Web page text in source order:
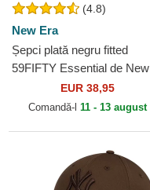
(4.8)
New Era
Șepci plată negru fitted
59FIFTY Essential de New
York Yankees MLB de New
Era
EUR 38,95
Comandă-l 11 - 13 august